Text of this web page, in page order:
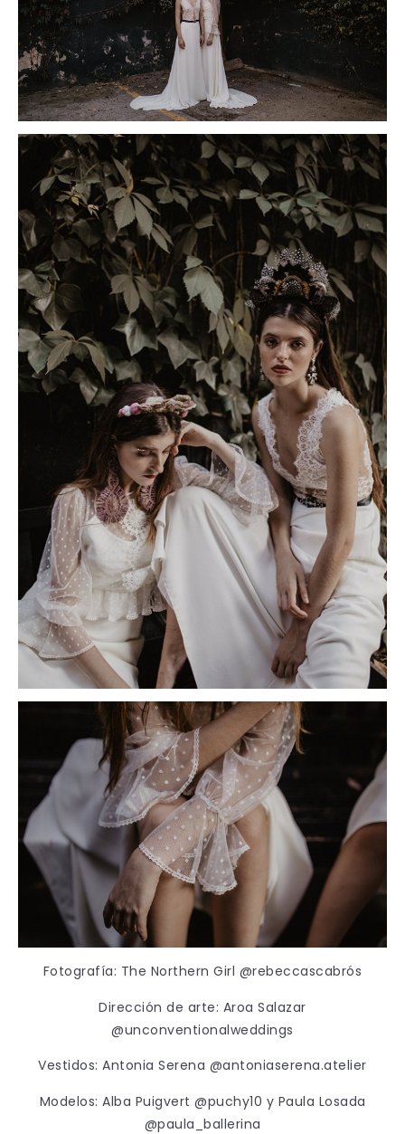
Fotografía: The Northern Girl @rebeccascabrós
Dirección de arte: Aroa Salazar
@unconventionalweddings
Vestidos: Antonia Serena @antoniaserena.atelier
Modelos: Alba Puigvert @puchy10 y Paula Losada
@paula_ballerina